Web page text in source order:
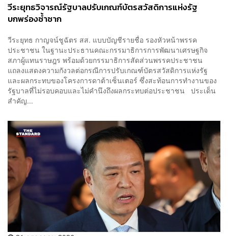
วีระยุทธวิจารณ์รัฐบาลปรับเกณฑ์บัตรสวัสดิการแห่งรัฐ
บกพร่องซ้ำซาก
​วีระยุทธ กาญจน์ชูฉัตร สส. แบบบัญชีรายชื่อ รองหัวหน้าพรรค
ประชาชน ในฐานะประธานคณะกรรมาธิการการพัฒนาเศรษฐกิจ
สภาผู้แทนราษฎร พร้อมด้วยกรรมาธิการสัดส่วนพรรคประชาชน
แถลงแสดงความกังวลต่อกรณีการปรับเกณฑ์บัตรสวัสดิการแห่งรัฐ
และผลกระทบของโครงการดาต้าเซ็นเตอร์ ซึ่งสะท้อนการทำงานของ
รัฐบาลที่ไม่รอบคอบและไม่คำนึงถึงผลกระทบต่อประชาชน ประเด็น
สำคัญ...